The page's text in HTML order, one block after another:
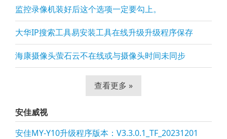
监控录像机装好后这个选项一定要勾上。
大华IP搜索工具易安装工具在线升级升级程序保存
海康摄像头萤石云不在线或与摄像头时间未同步
查看更多 »
安佳威视
安佳MY-Y10升级程序版本：V3.3.0.1_TF_20231201